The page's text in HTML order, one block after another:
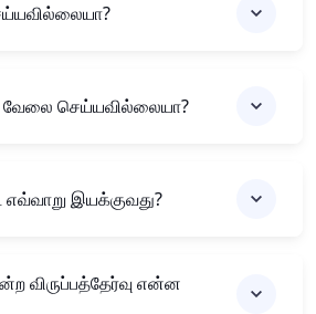
வேலை செய்யவில்லையா?
இயக்குவது?
விருப்பத்தேர்வு என்ன